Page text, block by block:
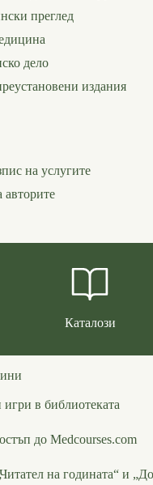
преглед
дело
издания
на услугите
авторите
Каталози
в библиотеката
до Medcourses.com
на годината“ и